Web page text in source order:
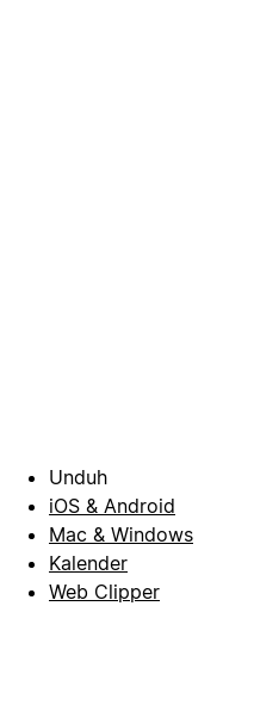
Unduh
iOS & Android
Mac & Windows
Kalender
Web Clipper